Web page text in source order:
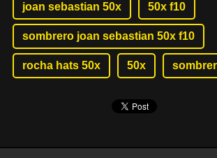
joan sebastian 50x 50x f10
sombrero joan sebastian 50x f10
rocha hats 50x 50x